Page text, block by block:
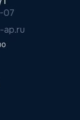
07
ap.ru